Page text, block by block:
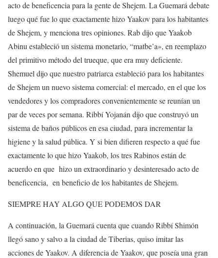
acto de beneficencia para la gente de Shejem. La Guemará debate
luego qué fue lo que exactamente hizo Yaakov para los habitantes
de Shejem, y menciona tres opiniones. Rab dijo que Yaakob
Abinu estableció un sistema monetario, “matbe’a», en reemplazo
del primitivo método del trueque, que era muy deficiente.
Shemuel dijo que nuestro patriarca estableció para los habitantes
de Shejem un nuevo sistema comercial: el mercado, en el que los
vendedores y los compradores convenientemente se reunían un
par de veces por semana. Ribbí Yojanán dijo que construyó un
sistema de baños públicos en esa ciudad, para incrementar la
higiene y la salud pública. Y si bien difieren respecto a qué fue
exactamente lo que hizo Yaakob, los tres Rabinos están de
acuerdo en que hizo un extraordinario y desinteresado acto de
beneficencia, en beneficio de los habitantes de Shejem.
SIEMPRE HAY ALGO QUE PODEMOS DAR
A continuación, la Guemará cuenta que cuando Ribbí Shimón
llegó sano y salvo a la ciudad de Tiberias, quiso imitar las
acciones de Yaakov. A diferencia de Yaakov, que poseía una gran